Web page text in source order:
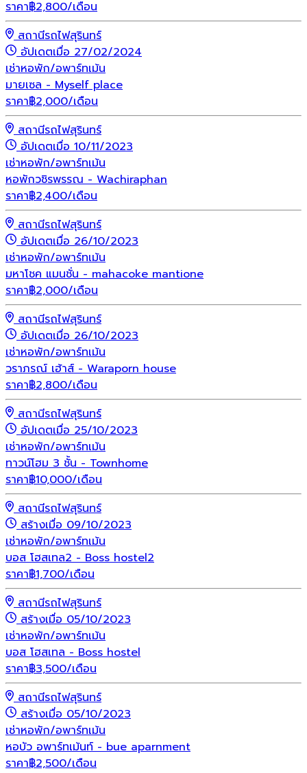
ราคา฿2,800/เดือน
สถานีรถไฟสุรินทร์
อัปเดตเมื่อ 27/02/2024
เช่าหอพัก/อพาร์ทเม้น
มายเซล - Myself place
ราคา฿2,000/เดือน
สถานีรถไฟสุรินทร์
อัปเดตเมื่อ 10/11/2023
เช่าหอพัก/อพาร์ทเม้น
หอพักวชิรพรรณ - Wachiraphan
ราคา฿2,400/เดือน
สถานีรถไฟสุรินทร์
อัปเดตเมื่อ 26/10/2023
เช่าหอพัก/อพาร์ทเม้น
มหาโชค แมนชั่น - mahacoke mantione
ราคา฿2,000/เดือน
สถานีรถไฟสุรินทร์
อัปเดตเมื่อ 26/10/2023
เช่าหอพัก/อพาร์ทเม้น
วราภรณ์ เฮ้าส์ - Waraporn house
ราคา฿2,800/เดือน
สถานีรถไฟสุรินทร์
อัปเดตเมื่อ 25/10/2023
เช่าหอพัก/อพาร์ทเม้น
ทาวน์โฮม 3 ชั้น - Townhome
ราคา฿10,000/เดือน
สถานีรถไฟสุรินทร์
สร้างเมื่อ 09/10/2023
เช่าหอพัก/อพาร์ทเม้น
บอส โฮสเทล2 - Boss hostel2
ราคา฿1,700/เดือน
สถานีรถไฟสุรินทร์
สร้างเมื่อ 05/10/2023
เช่าหอพัก/อพาร์ทเม้น
บอส โฮสเทล - Boss hostel
ราคา฿3,500/เดือน
สถานีรถไฟสุรินทร์
สร้างเมื่อ 05/10/2023
เช่าหอพัก/อพาร์ทเม้น
หอบัว อพาร์ทเม้นท์ - bue aparnment
ราคา฿2,500/เดือน